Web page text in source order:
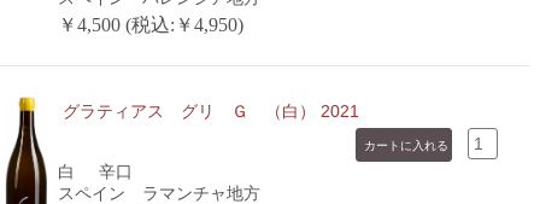
￥4,500 (税込:￥4,950)
グラティアス グリ Ｇ （白） 2021
白
辛口
スペイン ラマンチャ地方